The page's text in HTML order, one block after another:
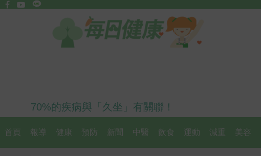
70%的疾病與「久坐」有關聯！
首頁 報導 健康 預防 新聞 中醫 飲食 運動 減重 美容